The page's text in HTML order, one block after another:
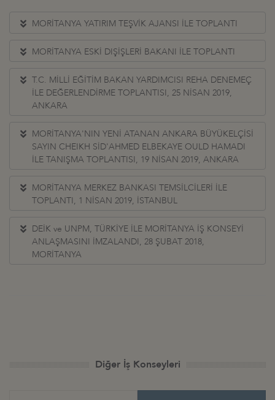
MORİTANYA YATIRIM TEŞVİK AJANSI İLE TOPLANTI
MORİTANYA ESKİ DIŞİŞLERİ BAKANI İLE TOPLANTI
T.C. MİLLİ EĞİTİM BAKAN YARDIMCISI REHA DENEMEÇ
İLE DEĞERLENDİRME TOPLANTISI, 25 NİSAN 2019,
ANKARA
MORİTANYA'NIN YENİ ATANAN ANKARA BÜYÜKELÇİSİ
SAYIN CHEIKH SİD'AHMED ELBEKAYE OULD HAMADI
İLE TANIŞMA TOPLANTISI, 19 NİSAN 2019, ANKARA
MORİTANYA MERKEZ BANKASI TEMSİLCİLERİ İLE
TOPLANTI, 1 NİSAN 2019, İSTANBUL
DEİK ve UNPM, TÜRKİYE İLE MORİTANYA İŞ KONSEYİ
ANLAŞMASINI İMZALANDI, 28 ŞUBAT 2018,
MORİTANYA
Diğer İş Konseyleri